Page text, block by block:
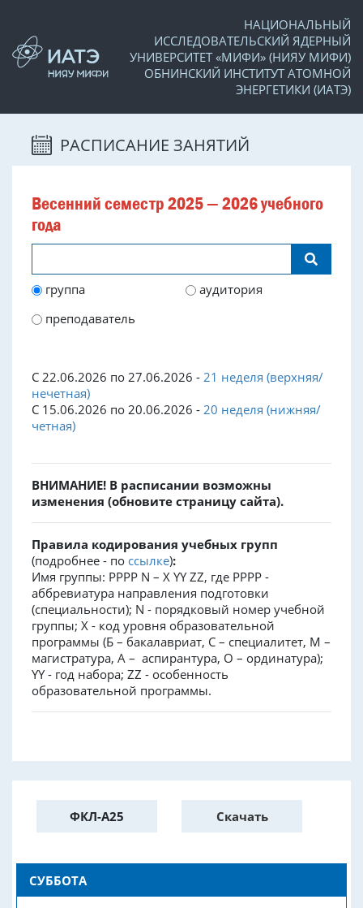
НАЦИОНАЛЬНЫЙ
ИССЛЕДОВАТЕЛЬСКИЙ ЯДЕРНЫЙ
УНИВЕРСИТЕТ «МИФИ» (НИЯУ МИФИ)
ОБНИНСКИЙ ИНСТИТУТ АТОМНОЙ
ЭНЕРГЕТИКИ (ИАТЭ)
РАСПИСАНИЕ ЗАНЯТИЙ
Весенний семестр 2025 — 2026 учебного
года
группа
аудитория
преподаватель
С 22.06.2026 по 27.06.2026 - 21 неделя (верхняя/
нечетная)
С 15.06.2026 по 20.06.2026 - 20 неделя (нижняя/
четная)
ВНИМАНИЕ! В расписании возможны
изменения (обновите страницу сайта).
Правила кодирования учебных групп
(подробнее - по ссылке):
Имя группы: PPPP N – X YY ZZ, где PPPP -
аббревиатура направления подготовки
(специальности); N - порядковый номер учебной
группы; X - код уровня образовательной
программы (Б – бакалавриат, С – специалитет, М –
магистратура, А – аспирантура, О – ординатура);
YY - год набора; ZZ - особенность
образовательной программы.
ФКЛ-А25 Скачать
СУББОТА